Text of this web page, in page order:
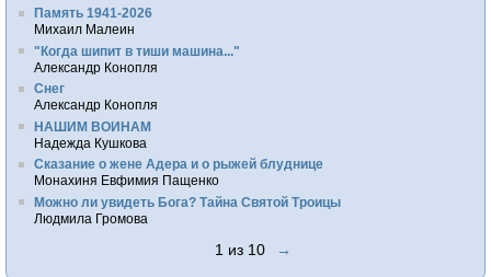
Память 1941-2026
Михаил Малеин
"Когда шипит в тиши машина..."
Александр Конопля
Снег
Александр Конопля
НАШИМ ВОИНАМ
Надежда Кушкова
Сказание о жене Адера и о рыжей блуднице
Монахиня Евфимия Пащенко
Можно ли увидеть Бога? Тайна Святой Троицы
Людмила Громова
1 из 10 →